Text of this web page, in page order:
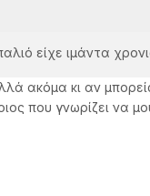
είχε ιμάντα
ακόμα κι αν
που γνωρίζει να